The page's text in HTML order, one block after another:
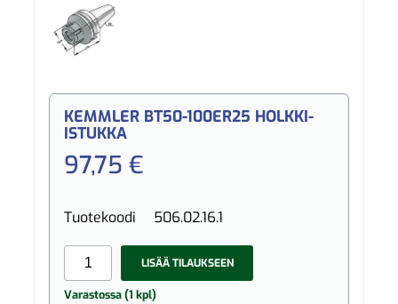
KEMMLER BT50-100ER25 HOLKKI-
ISTUKKA
97,75 €
Tuotekoodi 506.02.16.1
LISÄÄ TILAUKSEEN
Varastossa (1 kpl)